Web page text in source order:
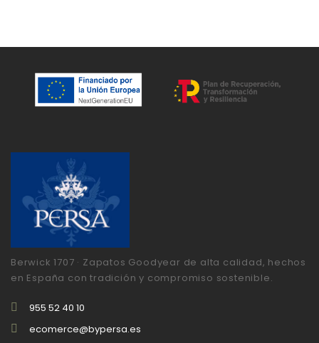
Berwick 1707 · Zapatos Goodyear de alta calidad, hechos
en España con tradición y compromiso sostenible.
955 52 40 10
ecomerce@bypersa.es